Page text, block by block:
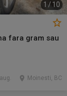
1 /10
fara gram sau
Moinesti, BC